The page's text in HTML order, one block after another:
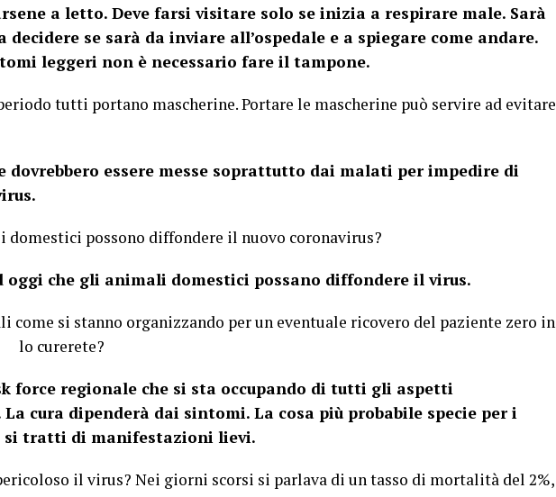
a letto. Deve farsi visitare solo se inizia a respirare male. Sarà
decidere se sarà da inviare all’ospedale e a spiegare come andare.
leggeri non è necessario fare il tampone.
tutti portano mascherine. Portare le mascherine può servire ad evitare
dovrebbero essere messe soprattutto dai malati per impedire di
possono diffondere il nuovo coronavirus?
oggi che gli animali domestici possano diffondere il virus.
si stanno organizzando per un eventuale ricovero del paziente zero in
lo curerete?
force regionale che si sta occupando di tutti gli aspetti
cura dipenderà dai sintomi. La cosa più probabile specie per i
si tratti di manifestazioni lievi.
il virus? Nei giorni scorsi si parlava di un tasso di mortalità del 2%,